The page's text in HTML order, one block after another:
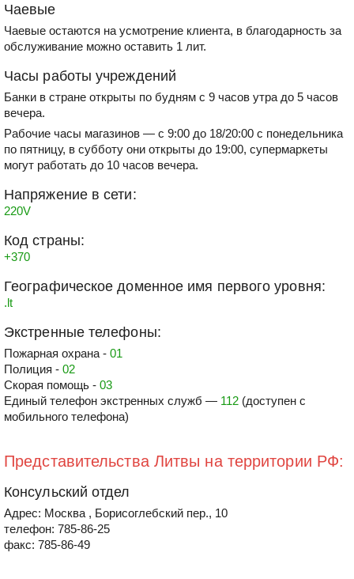
Чаевые
Чаевые остаются на усмотрение клиента, в благодарность за
обслуживание можно оставить 1 лит.
Часы работы учреждений
Банки в стране открыты по будням с 9 часов утра до 5 часов
вечера.
Рабочие часы магазинов — с 9:00 до 18/20:00 с понедельника
по пятницу, в субботу они открыты до 19:00, супермаркеты
могут работать до 10 часов вечера.
Напряжение в сети:
220V
Код страны:
+370
Географическое доменное имя первого уровня:
.lt
Экстренные телефоны:
Пожарная охрана - 01
Полиция - 02
Скорая помощь - 03
Единый телефон экстренных служб — 112 (доступен с
мобильного телефона)
Представительства Литвы на территории РФ:
Консульский отдел
Адрес: Москва , Борисоглебский пер., 10
телефон: 785-86-25
факс: 785-86-49